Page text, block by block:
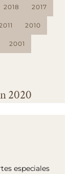
2018 2017
2010
2001
2020
especiales